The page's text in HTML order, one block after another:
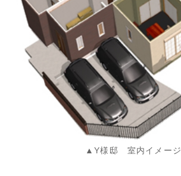
▲Y様邸 室内イメージ